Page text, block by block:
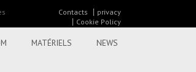
Contacts
privacy
Cookie Policy
MATÉRIELS NEWS